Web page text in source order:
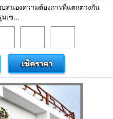
สนองความต้องการที่แตกต่างกัน
เซ...